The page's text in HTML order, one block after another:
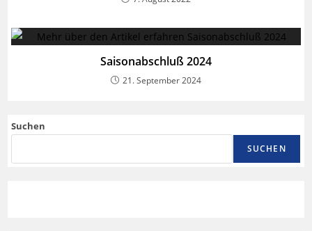
Saisonabschluß 2024
21. September 2024
Suchen
SUCHEN